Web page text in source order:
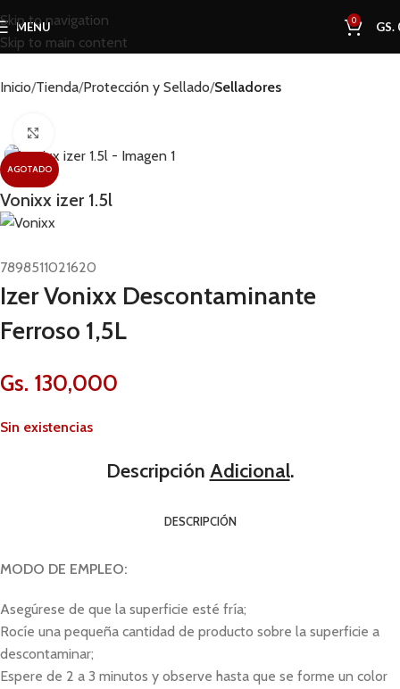
Skip to navigation
Skip to main content
MENU 0 GS.
Inicio Tienda Protección y Sellado Selladores
AGOTADO
Vonixx izer 1.5l
7898511021620
Izer Vonixx Descontaminante
Ferroso 1,5L
Gs. 130,000
Sin existencias
Descripción Adicional.
DESCRIPCIÓN
MODO DE EMPLEO:
Asegúrese de que la superficie esté fría;
Rocíe una pequeña cantidad de producto sobre la superficie a
descontaminar;
Espere de 2 a 3 minutos y observe hasta que se forme un color